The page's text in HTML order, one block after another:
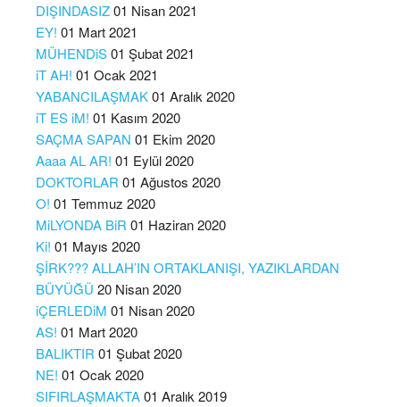
DIŞINDASIZ01 Nisan 2021
EY! 01 Mart 2021
MÜHENDiS01 Şubat 2021
iT AH! 01 Ocak 2021
YABANCILAŞMAK01 Aralık 2020
iT ES iM! 01 Kasım 2020
SAÇMA SAPAN 01 Ekim 2020
Aaaa AL AR! 01 Eylül 2020
DOKTORLAR 01 Ağustos 2020
O! 01 Temmuz 2020
MiLYONDA BiR 01 Haziran 2020
Ki! 01 Mayıs 2020
ŞİRK??? ALLAH’IN ORTAKLANIŞI, YAZIKLARDAN
BÜYÜĞÜ 20 Nisan 2020
iÇERLEDiM 01 Nisan 2020
AS! 01 Mart 2020
BALIKTIR 01 Şubat 2020
NE! 01 Ocak 2020
SIFIRLAŞMAKTA01 Aralık 2019